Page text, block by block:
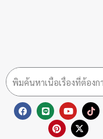
F
a
L
i
n
e
Y
o
u
t
T
i
P
n
t
X
t
w